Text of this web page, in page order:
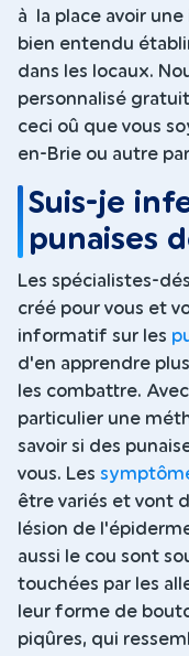
à la place avoir
bien entendu
dans les locaux.
personnalisé
ceci oû que vous
en-Brie ou autre
Suis-je
punaises
Les spécialistes-
créé pour vous et
informatif sur les
d'en apprendre
les combattre.
particulier une
savoir si des
vous. Les
être variés et vont
lésion de
aussi le cou sont
touchées par les
leur forme de
piqûres, qui